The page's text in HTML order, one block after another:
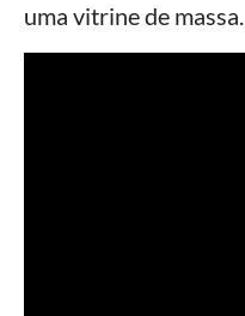
uma vitrine de massa.